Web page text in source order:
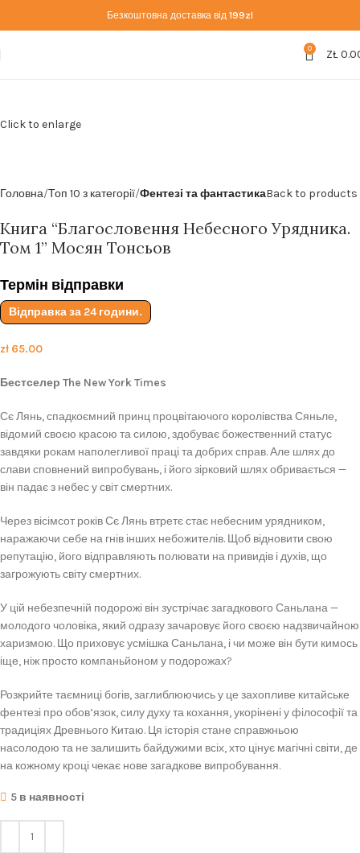
Безкоштовна доставка від 199zl
0 ZŁ
Click to enlarge
Головна Топ 10 з категорії Фентезі та фантастикаBack to products
Книга “Благословення Небесного Урядника.
Том 1” Мосян Тонсьов
Термін відправки
Відправка за 24 години.
zł 65.00
Бестселер The New York Times
Сє Лянь, спадкоємний принц процвітаючого королівства Сяньле,
відомий своєю красою та силою, здобуває божественний статус
завдяки рокам наполегливої праці та добрих справ. Але шлях до
слави сповнений випробувань, і його зірковий шлях обривається —
він падає з небес у світ смертних.
Через вісімсот років Сє Лянь втретє стає небесним урядником,
наражаючи себе на гнів інших небожителів. Щоб відновити свою
репутацію, його відправляють полювати на привидів і духів, що
загрожують світу смертних.
У цій небезпечній подорожі він зустрічає загадкового Саньлана —
молодого чоловіка, який одразу зачаровує його своєю надзвичайною
харизмою. Що приховує усмішка Саньлана, і чи може він бути кимось
іще, ніж просто компаньйоном у подорожах?
Розкрийте таємниці богів, заглиблюючись у це захопливе китайське
фентезі про обов’язок, силу духу та кохання, укорінені у філософії та
традиціях Древнього Китаю. Ця історія стане справжньою
насолодою та не залишить байдужими всіх, хто цінує магічні світи, де
на кожному кроці чекає нове загадкове випробування.
5 в наявності